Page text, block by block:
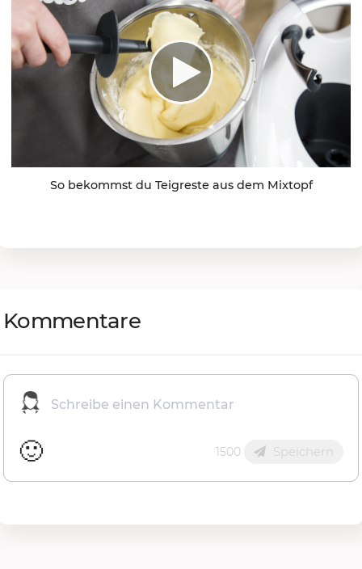
So bekommst du Teigreste aus dem Mixtopf
Kommentare
🙂 1500 Speichern